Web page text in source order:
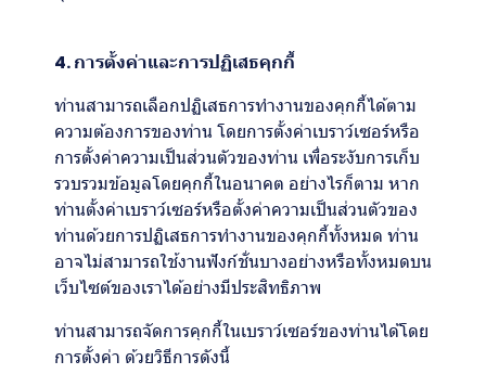
4. การตั้งค่าและการปฏิเสธคุกกี้
ท่านสามารถเลือกปฏิเสธการทำงานของคุกกี้ได้ตาม
ความต้องการของท่าน โดยการตั้งค่าเบราว์เซอร์หรือ
การตั้งค่าความเป็นส่วนตัวของท่าน เพื่อระงับการเก็บ
รวบรวมข้อมูลโดยคุกกี้ในอนาคต อย่างไรก็ตาม หาก
ท่านตั้งค่าเบราว์เซอร์หรือตั้งค่าความเป็นส่วนตัวของ
ท่านด้วยการปฏิเสธการทำงานของคุกกี้ทั้งหมด ท่าน
อาจไม่สามารถใช้งานฟังก์ชั่นบางอย่างหรือทั้งหมดบน
เว็บไซต์ของเราได้อย่างมีประสิทธิภาพ
ท่านสามารถจัดการคุกกี้ในเบราว์เซอร์ของท่านได้โดย
การตั้งค่า ด้วยวิธีการดังนี้